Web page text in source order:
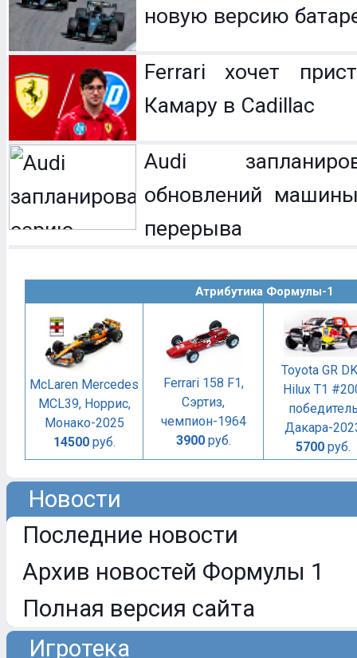
новую версию
Ferrari хочет
Камару в Cadillac
Audi
обновлений
перерыва
Атрибутика Формулы-1
McLaren Mercedes
MCL39, Норрис,
Монако-2025
14500руб.
Ferrari 158 F1,
Сэртиз,
чемпион-1964
3900руб.
Toyota GR
Hilux T1
Дакара-
5700 руб.
Новости
Последние новости
Архив новостей Формулы 1
Полная версия сайта
Игротека